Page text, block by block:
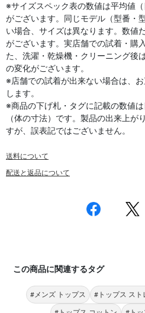
※サイズスペック表の数値は平均値
がございます。同じモデル（型番・
い場合、サイズは異なります。数値
がございます。実店舗での試着・購
た、洗濯・乾燥機・クリーニング後
の変化がございます。
※店舗での試着が出来ない場合は、
します。
※商品の下げ札・タグに記載の数値
（体の寸法）です。製品の出来上が
すが、誤表記ではございません。
送料について
配送と返品について
この商品に関連するタグ
#メンズ トップス #トップス スト